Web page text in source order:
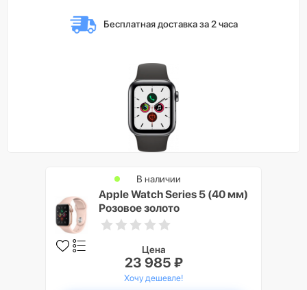
Бесплатная доставка за 2 часа
Apple Watch Series 5 (40 мм)
Розовое золото
В наличии
Цена
23 985 ₽
Хочу дешевле!